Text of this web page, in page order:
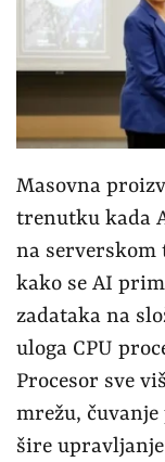
Masovna
trenutku kada
na serverskom
kako se AI
zadataka na
uloga CPU
Procesor sve
mrežu,
šire